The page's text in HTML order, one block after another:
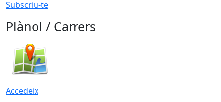
Subscriu-te
Plànol / Carrers
Accedeix